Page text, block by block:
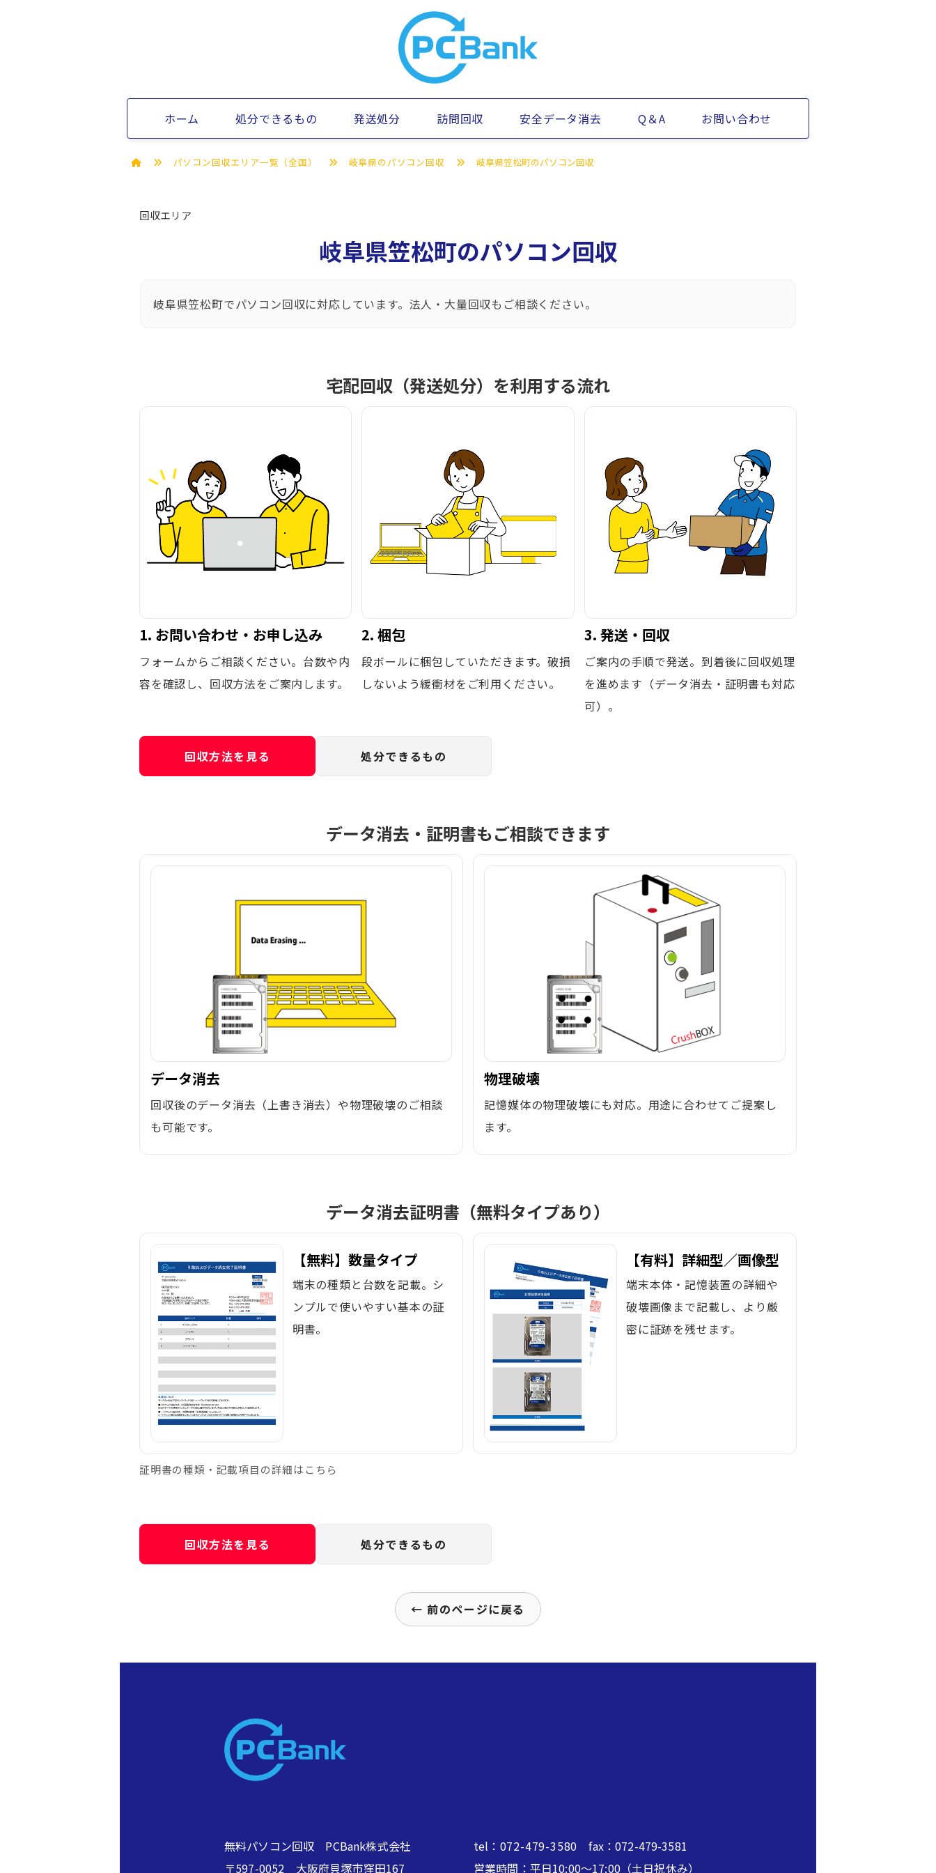
ホーム 処分できるもの 発送処分 訪問回収 安全データ消去 Q＆A お問い合わせ
パソコン回収エリア一覧（全国） 岐阜県のパソコン回収 岐阜県笠松町のパソコン回収
回収エリア
岐阜県笠松町のパソコン回収
岐阜県笠松町でパソコン回収に対応しています。法人・大量回収もご相談ください。
宅配回収（発送処分）を利用する流れ
1. お問い合わせ・お申し込み
フォームからご相談ください。台数や内
容を確認し、回収方法をご案内します。
2. 梱包
段ボールに梱包していただきます。破損
しないよう緩衝材をご利用ください。
3. 発送・回収
ご案内の手順で発送。到着後に回収処理
を進めます（データ消去・証明書も対応
可）。
回収方法を見る 処分できるもの
データ消去・証明書もご相談できます
データ消去
回収後のデータ消去（上書き消去）や物理破壊のご相談
も可能です。
物理破壊
記憶媒体の物理破壊にも対応。用途に合わせてご提案し
ます。
データ消去証明書（無料タイプあり）
【無料】数量タイプ
端末の種類と台数を記載。シ
ンプルで使いやすい基本の証
明書。
【有料】詳細型／画像型
端末本体・記憶装置の詳細や
破壊画像まで記載し、より厳
密に証跡を残せます。
証明書の種類・記載項目の詳細はこちら
回収方法を見る 処分できるもの
← 前のページに戻る
無料パソコン回収 PCBank株式会社
〒597-0052 大阪府貝塚市窪田167
tel： 072-479-3580 fax：072-479-3581
営業時間：平日10:00～17:00（土日祝休み）